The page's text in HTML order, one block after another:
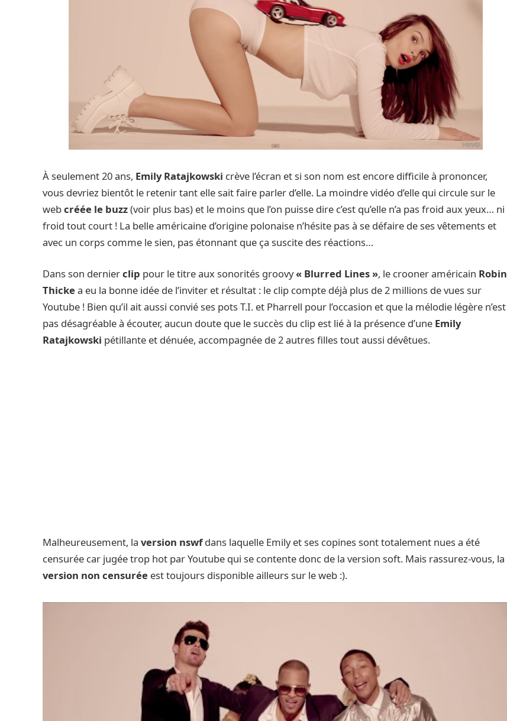
À seulement 20 ans, Emily Ratajkowski crève l’écran et si son nom est encore difficile à prononcer,
vous devriez bientôt le retenir tant elle sait faire parler d’elle. La moindre vidéo d’elle qui circule sur le
webcréée le buzz(voir plus bas) et le moins que l’on puisse dire c’est qu’elle n’a pas froid aux yeux… ni
froid tout court ! La belle américaine d’origine polonaise n’hésite pas à se défaire de ses vêtements et
avec un corps comme le sien, pas étonnant que ça suscite des réactions…
Dans son dernierclip pour le titre aux sonorités groovy« Blurred Lines », le crooner américain Robin
Thicke a eu la bonne idée de l’inviter et résultat : le clip compte déjà plus de 2 millions de vues sur
Youtube ! Bien qu’il ait aussi convié ses pots T.I. et Pharrell pour l’occasion et que la mélodie légère n’est
pas désagréable à écouter, aucun doute que le succès du clip est lié à la présence d’une Emily
Ratajkowski pétillante et dénuée, accompagnée de 2 autres filles tout aussi dévêtues.
Malheureusement, la version nswfdans laquelle Emily et ses copines sont totalement nues a été
censurée car jugée trop hot par Youtube qui se contente donc de la version soft. Mais rassurez-vous, la
version non censurée est toujours disponible ailleurs sur le web :).